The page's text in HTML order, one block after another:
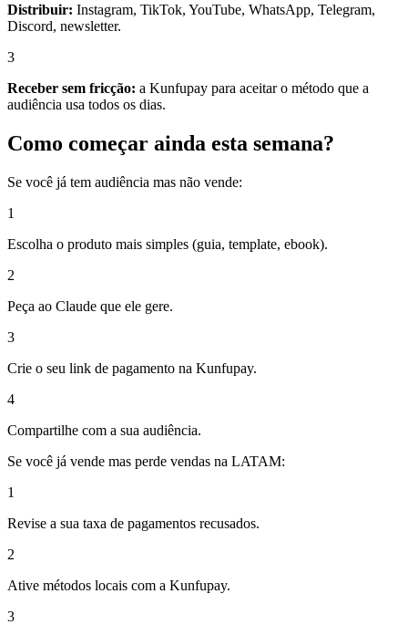
Distribuir: Instagram, TikTok, YouTube, WhatsApp, Telegram,
Discord, newsletter.
3
Receber sem fricção: a Kunfupay para aceitar o método que a
audiência usa todos os dias.
Como começar ainda esta semana?
Se você já tem audiência mas não vende:
1
Escolha o produto mais simples (guia, template, ebook).
2
Peça ao Claude que ele gere.
3
Crie o seu link de pagamento na Kunfupay.
4
Compartilhe com a sua audiência.
Se você já vende mas perde vendas na LATAM:
1
Revise a sua taxa de pagamentos recusados.
2
Ative métodos locais com a Kunfupay.
3